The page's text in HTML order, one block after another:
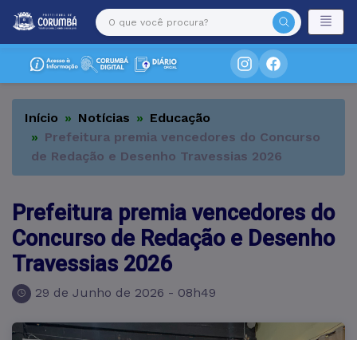
Início Notícias
Educação
Prefeitura premia vencedores do Concurso
de Redação e Desenho Travessias 2026
Prefeitura premia vencedores do
Concurso de Redação e Desenho
Travessias 2026
29 de Junho de 2026 - 08h49